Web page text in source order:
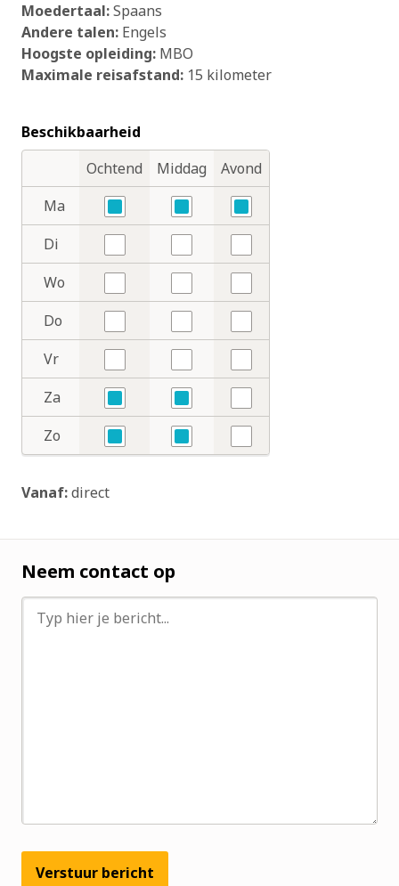
Moedertaal:Spaans
Andere talen: Engels
Hoogste opleiding: MBO
Maximale reisafstand: 15 kilometer
Beschikbaarheid
Dagdelen
DagenOchtend Middag
Avond
Ma
Ja
Ja
Ja
Di
Nee
Nee
Nee
Wo
Nee
Nee
Nee
Do
Nee
Nee
Nee
Vr
Nee
Nee
Nee
Za
Ja
Ja
Nee
Zo
Ja
Ja
Nee
Vanaf:direct
Neem contact op
Verstuur bericht